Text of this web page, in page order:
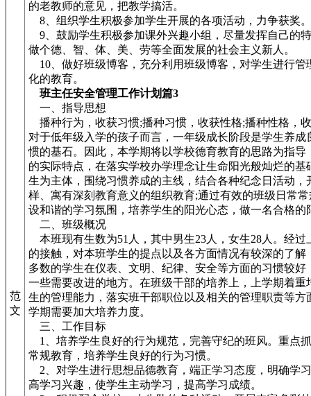
范
文
的老教师的意见，把教学搞活。
8、组织学生积极参加学生开展的各项活动，力争获奖。
9、鼓励学生积极参加课外兴趣小组，尽量发挥自己的
做个德、智、体、美、劳等全面发展的社会主义新人。
10、做好班级博客，充分利用班级博客，对学生进行管
化的教育。
班主任安全管理工作计划篇3
一、指导思想
播种行为，收获习惯;播种习惯，收获性格;播种性格，
对于低年级入学的孩子而言，一年级成长阶段是学生养成
惯的基石。因此，本学期将以学校德育教育的思路为指导
的实际特点，在落实学校办学理念让生命阳光般灿烂的基
生为主体，围绕习惯养成的主线，结合各种纪念日活动，
样、寓有深刻教育意义的组织教育;通过有效的班级日常
设和谐的学习氛围，培养学生的阳光心态，做一名合格的
二、班级概况
本班现有生数为51人，其中男生23人，女生28人。经过
的接触，对本班学生的提点以及各方面情况有较深的了解
多数的学生在仪表、文明、纪律、安全等方面的习惯较好
一些需要改进的地方。在班级干部的培养上，上学期着重
生的管理能力，落实班干部职位以及相关的管理职责等方
学期需要加大培养力度。
三、工作目标
1、培养学生良好的行为规范，完善守纪的班风。重点
常规教育，培养学生良好的行为习惯。
2、对学生进行思想品德教育，端正学习态度，明确学
高学习兴趣，使学生主动学习，提高学习成绩。